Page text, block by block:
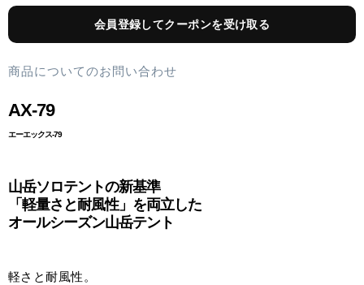
会員登録してクーポンを受け取る
商品についてのお問い合わせ
AX-79
エーエックス-79
山岳ソロテントの新基準
「軽量さと耐風性」を両立した
オールシーズン山岳テント
軽さと耐風性。